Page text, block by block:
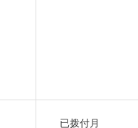
已拨付月